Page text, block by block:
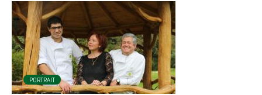
PORTRAIT